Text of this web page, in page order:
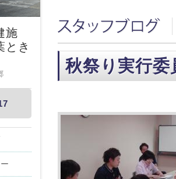
スタッフブログ
秋祭り実行委
施
き